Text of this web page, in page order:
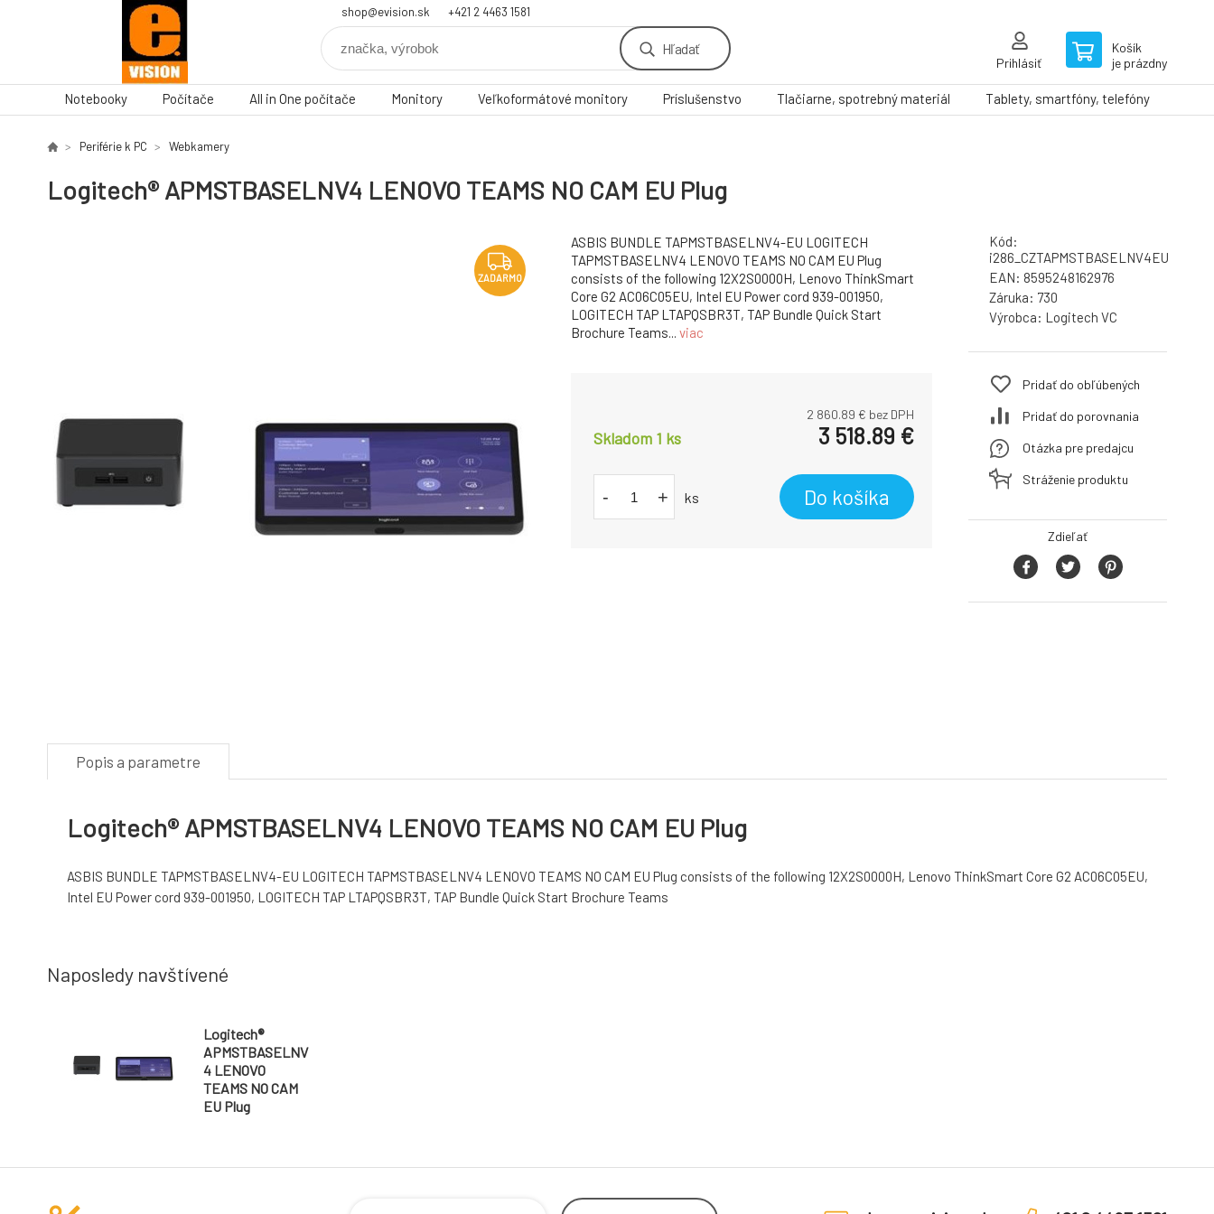
shop@evision.sk +421 2 4463 1581
Hľadať
Prihlásiť
Košík
je prázdny
Notebooky Počítače All in One počítače Monitory Veľkoformátové monitory Príslušenstvo Tlačiarne, spotrebný materiál Tablety, smartfóny, telefóny
Periférie k PC Webkamery
Logitech® APMSTBASELNV4 LENOVO TEAMS NO CAM EU Plug
ZADARMO
ASBIS BUNDLE TAPMSTBASELNV4-EU LOGITECH
TAPMSTBASELNV4 LENOVO TEAMS NO CAM EU Plug
consists of the following 12X2S0000H, Lenovo ThinkSmart
Core G2 AC06C05EU, Intel EU Power cord 939-001950,
LOGITECH TAP LTAPQSBR3T, TAP Bundle Quick Start
Brochure Teams... viac
2 860.89 € bez DPH
Skladom 1 ks 3 518.89 €
- + ks Do košíka
Kód:
i286_CZTAPMSTBASELNV4EU
EAN: 8595248162976
Záruka: 730
Výrobca: Logitech VC
Pridať do obľúbených
Pridať do porovnania
Otázka pre predajcu
Stráženie produktu
Zdieľať
Popis a parametre
Logitech® APMSTBASELNV4 LENOVO TEAMS NO CAM EU Plug
ASBIS BUNDLE TAPMSTBASELNV4-EU LOGITECH TAPMSTBASELNV4 LENOVO TEAMS NO CAM EU Plug consists of the following 12X2S0000H, Lenovo ThinkSmart Core G2 AC06C05EU,
Intel EU Power cord 939-001950, LOGITECH TAP LTAPQSBR3T, TAP Bundle Quick Start Brochure Teams
Naposledy navštívené
Logitech®
APMSTBASELNV
4 LENOVO
TEAMS NO CAM
EU Plug